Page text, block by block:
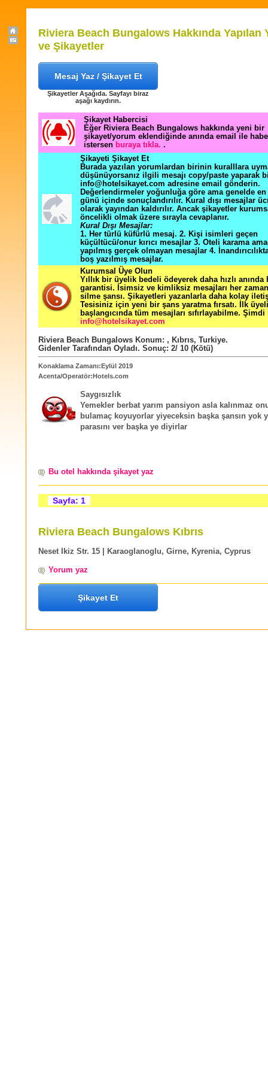
Riviera Beach Bungalows Hakkında Yapılan
ve Şikayetler
Mesaj Yaz / Şikayet Et
Şikayetler Aşağıda. Sayfayı biraz
aşağı kaydırın.
Şikayet Habercisi
Eğer Riviera Beach Bungalows hakkında yeni bir
şikayet/yorum eklendiğinde anında email ile
istersen buraya tıkla. .
Şikayeti Şikayet Et
Burada yazılan yorumlardan birinin kuralllara
düşünüyorsanız ilgili mesajı copy/paste yaparak
info@hotelsikayet.com adresine email gönderin.
Değerlendirmeler yoğunluğa göre ama genelde
günü içinde sonuçlandırılır. Kural dışı mesajlar
olarak yayından kaldırılır. Ancak şikayetler
öncelikli olmak üzere sırayla cevaplanır.
Kural Dışı Mesajlar:
1. Her türlü küfürlü mesaj. 2. Kişi isimleri geçen
küçültücü/onur kırıcı mesajlar 3. Oteli karama
yapılmış gerçek olmayan mesajlar 4.
boş yazılmış mesajlar.
Kurumsal Üye Olun
Yıllık bir üyelik bedeli ödeyerek daha hızlı
garantisi. İsimsiz ve kimliksiz mesajları her zaman
silme şansı. Şikayetleri yazanlarla daha kolay
Tesisiniz için yeni bir şans yaratma fırsatı. İlk
başlangıcında tüm mesajları sıfırlayabilme. Şimdi
info@hotelsikayet.com
Riviera Beach Bungalows Konum: , Kıbrıs, Turkiye.
Gidenler Tarafından Oyladı. Sonuç: 2/ 10 (Kötü)
Konaklama Zamanı:Eylül 2019
Acenta/Operatör:Hotels.com
Saygısızlık
Yemekler berbat yarım pansiyon asla kalınmaz
bulamaç koyuyorlar yiyeceksin başka şansın yok
parasını ver başka ye diyirlar
Bu otel hakkında şikayet yaz
Sayfa: 1
Riviera Beach Bungalows Kıbrıs
Neset Ikiz Str. 15 | Karaoglanoglu, Girne, Kyrenia, Cyprus
Yorum yaz
Şikayet Et